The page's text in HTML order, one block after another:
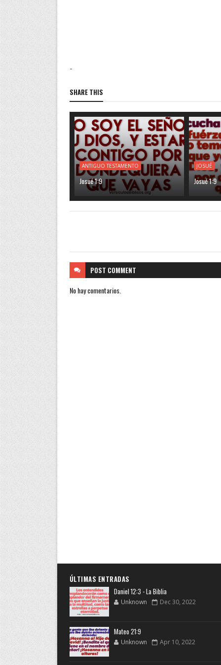
-
SHARE THIS
ANTIGUO TESTAMENTO
Josué 1:9
JOSUÉ
Josué 1:9
POST COMMENT
No hay comentarios.
ÚLTIMAS ENTRADAS
Daniel 12:3 - La Biblia
Unknown Dec 30, 2022
Mateo 21:9
Unknown Apr 10, 2022